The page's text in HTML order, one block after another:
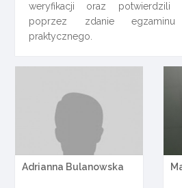
weryfikacji oraz potwierdzili
poprzez zdanie
praktycznego.
Adrianna Bulanowska